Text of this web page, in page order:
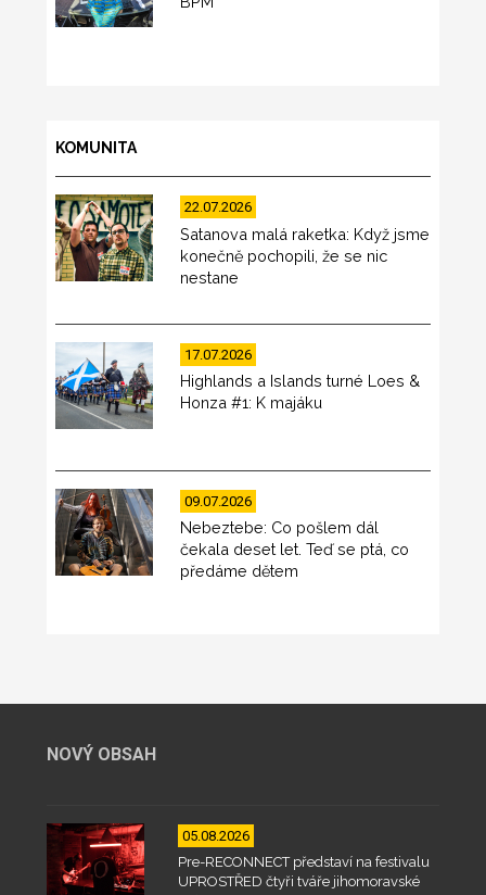
KOMUNITA
22.07.2026
Satanova malá raketka: Když jsme
konečně pochopili, že se nic
nestane
17.07.2026
Highlands a Islands turné Loes &
Honza #1: K majáku
09.07.2026
Nebeztebe: Co pošlem dál
čekala deset let. Teď se ptá, co
předáme dětem
NOVÝ OBSAH
05.08.2026
Pre-RECONNECT představí na festivalu
UPROSTŘED čtyři tváře jihomoravské